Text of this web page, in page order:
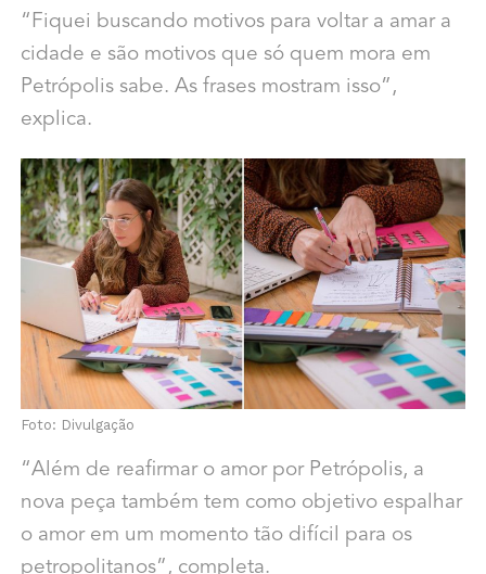
“Fiquei buscando motivos para voltar a amar a
cidade e são motivos que só quem mora em
Petrópolis sabe. As frases mostram isso”,
explica.
Foto: Divulgação
“Além de reafirmar o amor por Petrópolis, a
nova peça também tem como objetivo espalhar
o amor em um momento tão difícil para os
petropolitanos”, completa.